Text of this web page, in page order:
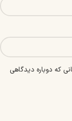
که دوباره دیدگاهی